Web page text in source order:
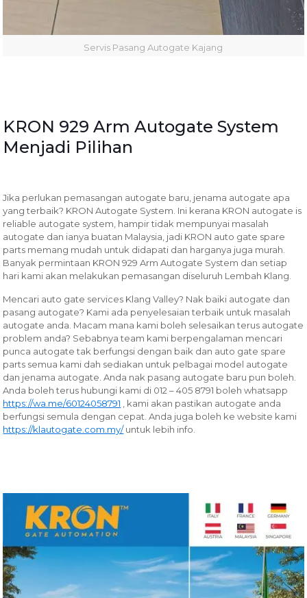
Servis Pasang Autogate Kajang
KRON 929 Arm Autogate System
Menjadi Pilihan
Jika perlukan pemasangan autogate baru, jenama autogate apa
yang terbaik? KRON Autogate System. Ini kerana KRON autogate is
reliable autogate system, hampir tidak mempunyai masalah
autogate dan ianya buatan Malaysia, jadi KRON auto gate spare
parts memang mudah untuk didapati dan harganya juga murah.
Banyak permintaan KRON 929 Arm Autogate System dan setiap
hari kami akan melakukan pemasangan diseluruh Lembah Klang.
Mencari auto gate services Klang Valley? Nak baiki autogate dan
pasang autogate? Kami ada penyelesaian terbaik untuk masalah
autogate anda. Macam mana kami boleh selesaikan terus autogate
problem anda? Sebabnya team kami berpengalaman mencari
punca autogate tak berfungsi dengan baik dan auto gate spare
parts semua kami dah sediakan untuk pelbagai model autogate
dan jenama autogate. Anda nak pasang autogate baru pun boleh.
Anda boleh terus hubungi kami di 012 – 405 8791 boleh whatsapp
https://wa.me/60124058791 , kami akan pastikan autogate anda
berfungsi semula dengan cepat. Anda juga boleh ke website kami
https://klautogate.com.my/untuk lebih info.